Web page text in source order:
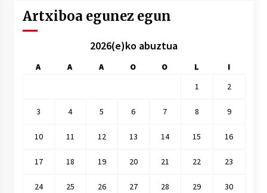
Artxiboa egunez egun
2026(e)ko abuztua
A A A O O L
I
1
2
3 4 5 6 7 8 9
10 11 12 13 14 15 16
17 18 19 20 21 22 23
24 25 26 27 28 29 30